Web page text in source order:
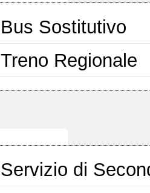
Bus Sostitutivo
Treno Regionale
Servizio di